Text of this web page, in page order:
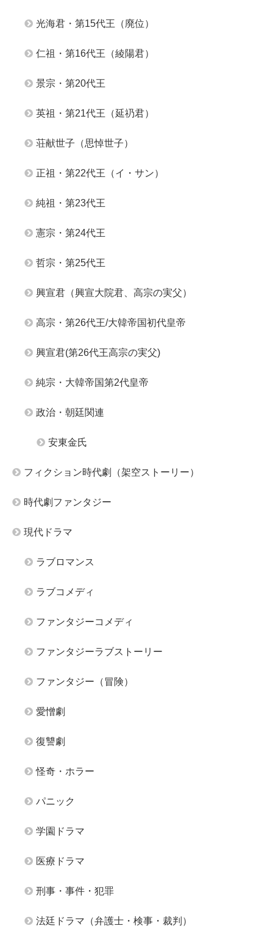
光海君・第15代王（廃位）
仁祖・第16代王（綾陽君）
景宗・第20代王
英祖・第21代王（延礽君）
荘献世子（思悼世子）
正祖・第22代王（イ・サン）
純祖・第23代王
憲宗・第24代王
哲宗・第25代王
興宣君（興宣大院君、高宗の実父）
高宗・第26代王/大韓帝国初代皇帝
興宣君(第26代王高宗の実父)
純宗・大韓帝国第2代皇帝
政治・朝廷関連
安東金氏
フィクション時代劇（架空ストーリー）
時代劇ファンタジー
現代ドラマ
ラブロマンス
ラブコメディ
ファンタジーコメディ
ファンタジーラブストーリー
ファンタジー（冒険）
愛憎劇
復讐劇
怪奇・ホラー
パニック
学園ドラマ
医療ドラマ
刑事・事件・犯罪
法廷ドラマ（弁護士・検事・裁判）